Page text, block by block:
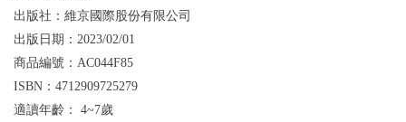
出版社： 維京國際股份有限公司
出版日期： 2023/02/01
商品編號： AC044F85
ISBN： 4712909725279
適讀年齡： 4~7歲